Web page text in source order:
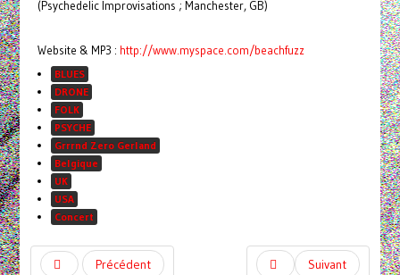
(Psychedelic Improvisations ; Manchester, GB)
Website & MP3 : http://www.myspace.com/beachfuzz
BLUES
DRONE
FOLK
PSYCHE
Grrrnd Zero Gerland
Belgique
UK
USA
Concert
Précédent Suivant